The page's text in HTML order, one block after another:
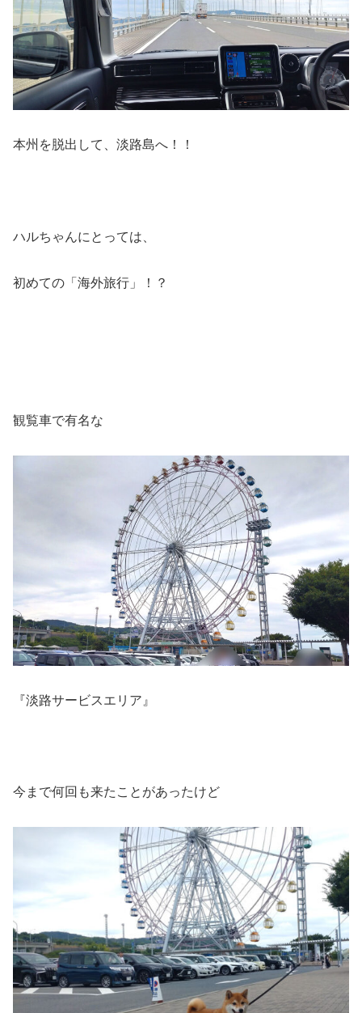
本州を脱出して、淡路島へ！！
ハルちゃんにとっては、
初めての「海外旅行」！？
観覧車で有名な
『淡路サービスエリア』
今まで何回も来たことがあったけど